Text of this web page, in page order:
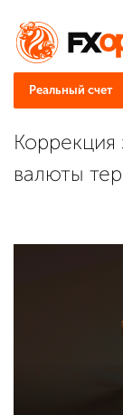
Реальный счет
Коррекция
валюты